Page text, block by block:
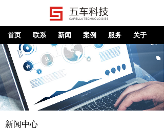
首页 联系 新闻 案例 服务 关于
新闻中心